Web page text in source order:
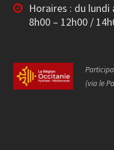
Horaires : du lundi
8h00 – 12h00 /
(via le